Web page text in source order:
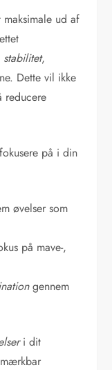
ud af
stabilitet,
Dette vil ikke
reducere
på i din
øvelser som
på mave-,
gennem
i dit